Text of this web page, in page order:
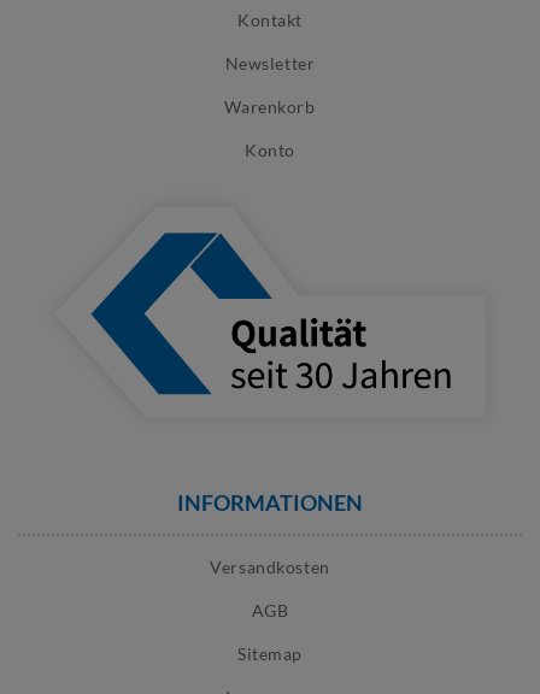
Kontakt
Newsletter
Warenkorb
Konto
INFORMATIONEN
Versandkosten
AGB
Sitemap